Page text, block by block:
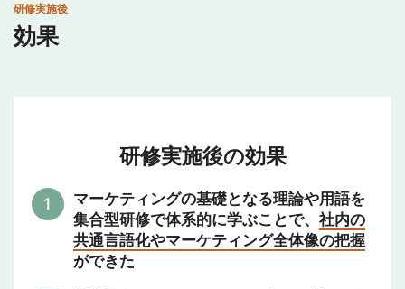
研修実施後
効果
研修実施後の効果
マーケティングの基礎となる理論や用語を
集合型研修で体系的に学ぶことで、 社内の
共通言語化やマーケティング全体像の把握
ができた